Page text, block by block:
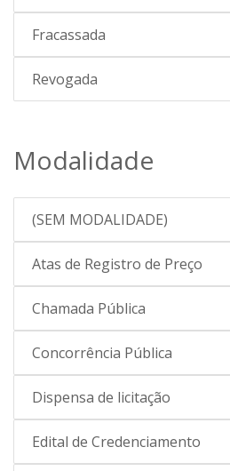
Fracassada
Revogada
Modalidade
(SEM MODALIDADE)
Atas de Registro de Preço
Chamada Pública
Concorrência Pública
Dispensa de licitação
Edital de Credenciamento